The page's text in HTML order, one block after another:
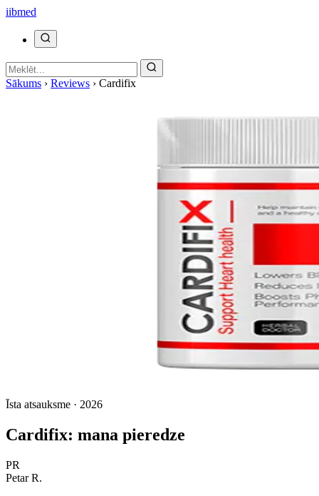
iibmed
Sākums › Reviews › Cardifix
Īsta atsauksme · 2026
Cardifix: mana pieredze
PR
Petar R.